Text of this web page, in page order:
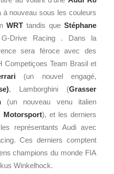
à nouveau sous les couleurs
WRT tandis que Stéphane
G-Drive Racing . Dans la
sera féroce avec des
Competiçoes Team Brasil et
(un nouvel engagé,
, Lamborghini (Grasser
(un nouveau venu italien
Motorsport), et les derniers
représentants Audi avec
Ces derniers comptent
champions du monde FIA
Winkelhock.